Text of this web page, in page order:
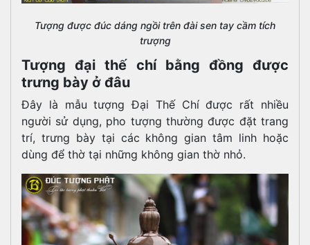
Tượng được đúc dáng ngồi trên đài sen tay cầm tích
trượng
Tượng đại thế chí bằng đồng được
trưng bày ở đâu
Đây là mẫu tượng Đại Thế Chí được rất nhiều
người sử dụng, pho tượng thường được đặt trang
trí, trưng bày tại các không gian tâm linh hoặc
dùng để thờ tại những không gian thờ nhỏ.